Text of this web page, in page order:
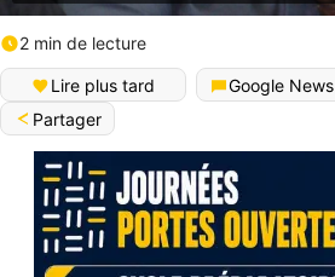
2 min de lecture
Lire plus tard Google News
Partager